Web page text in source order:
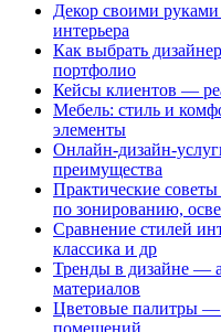
Декор своими
интерьера
Как выбрать
портфолио
Кейсы клиентов —
Мебель: стиль и
элементы
Онлайн-дизайн-
преимущества
Практические
по зонированию,
Сравнение стилей
классика и др
Тренды в дизайне —
материалов
Цветовые палитры —